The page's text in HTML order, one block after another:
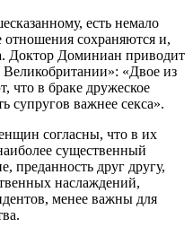
есть немало
отношения сохраняются и,
Доктор Доминиан приводит
«Двое из
что в браке дружеское
супругов важнее секса».
согласны, что в их
существенный
преданность друг другу,
наслаждений,
менее важны для